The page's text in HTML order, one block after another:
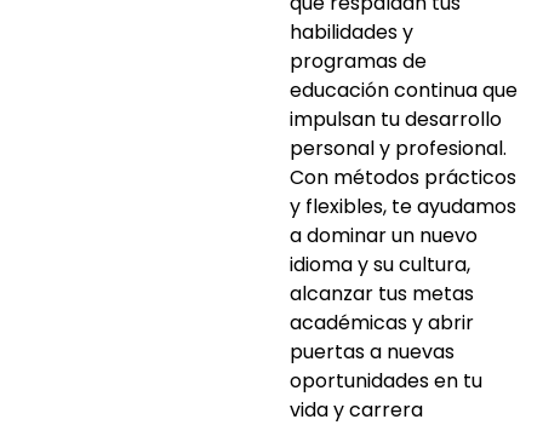
habilidades y
programas de
educación continua que
impulsan tu desarrollo
personal y profesional.
Con métodos prácticos
y flexibles, te ayudamos
a dominar un nuevo
idioma y su cultura,
alcanzar tus metas
académicas y abrir
puertas a nuevas
oportunidades en tu
vida y carrera